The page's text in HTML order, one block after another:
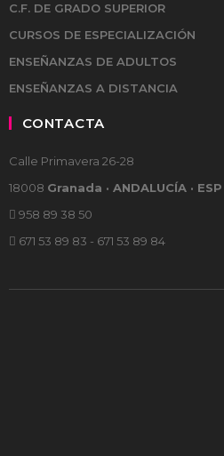
C.F. DE GRADO SUPERIOR
CURSOS DE ESPECIALIZACIÓN
ENSEÑANZAS DE ADULTOS
ENSEÑANZAS A DISTANCIA
CONTACTA
Calle Primavera 26-28
18008 Granada · ANDALUCÍA · ESP
958 89 38 50
671 53 89 83 - 671 53 89 84